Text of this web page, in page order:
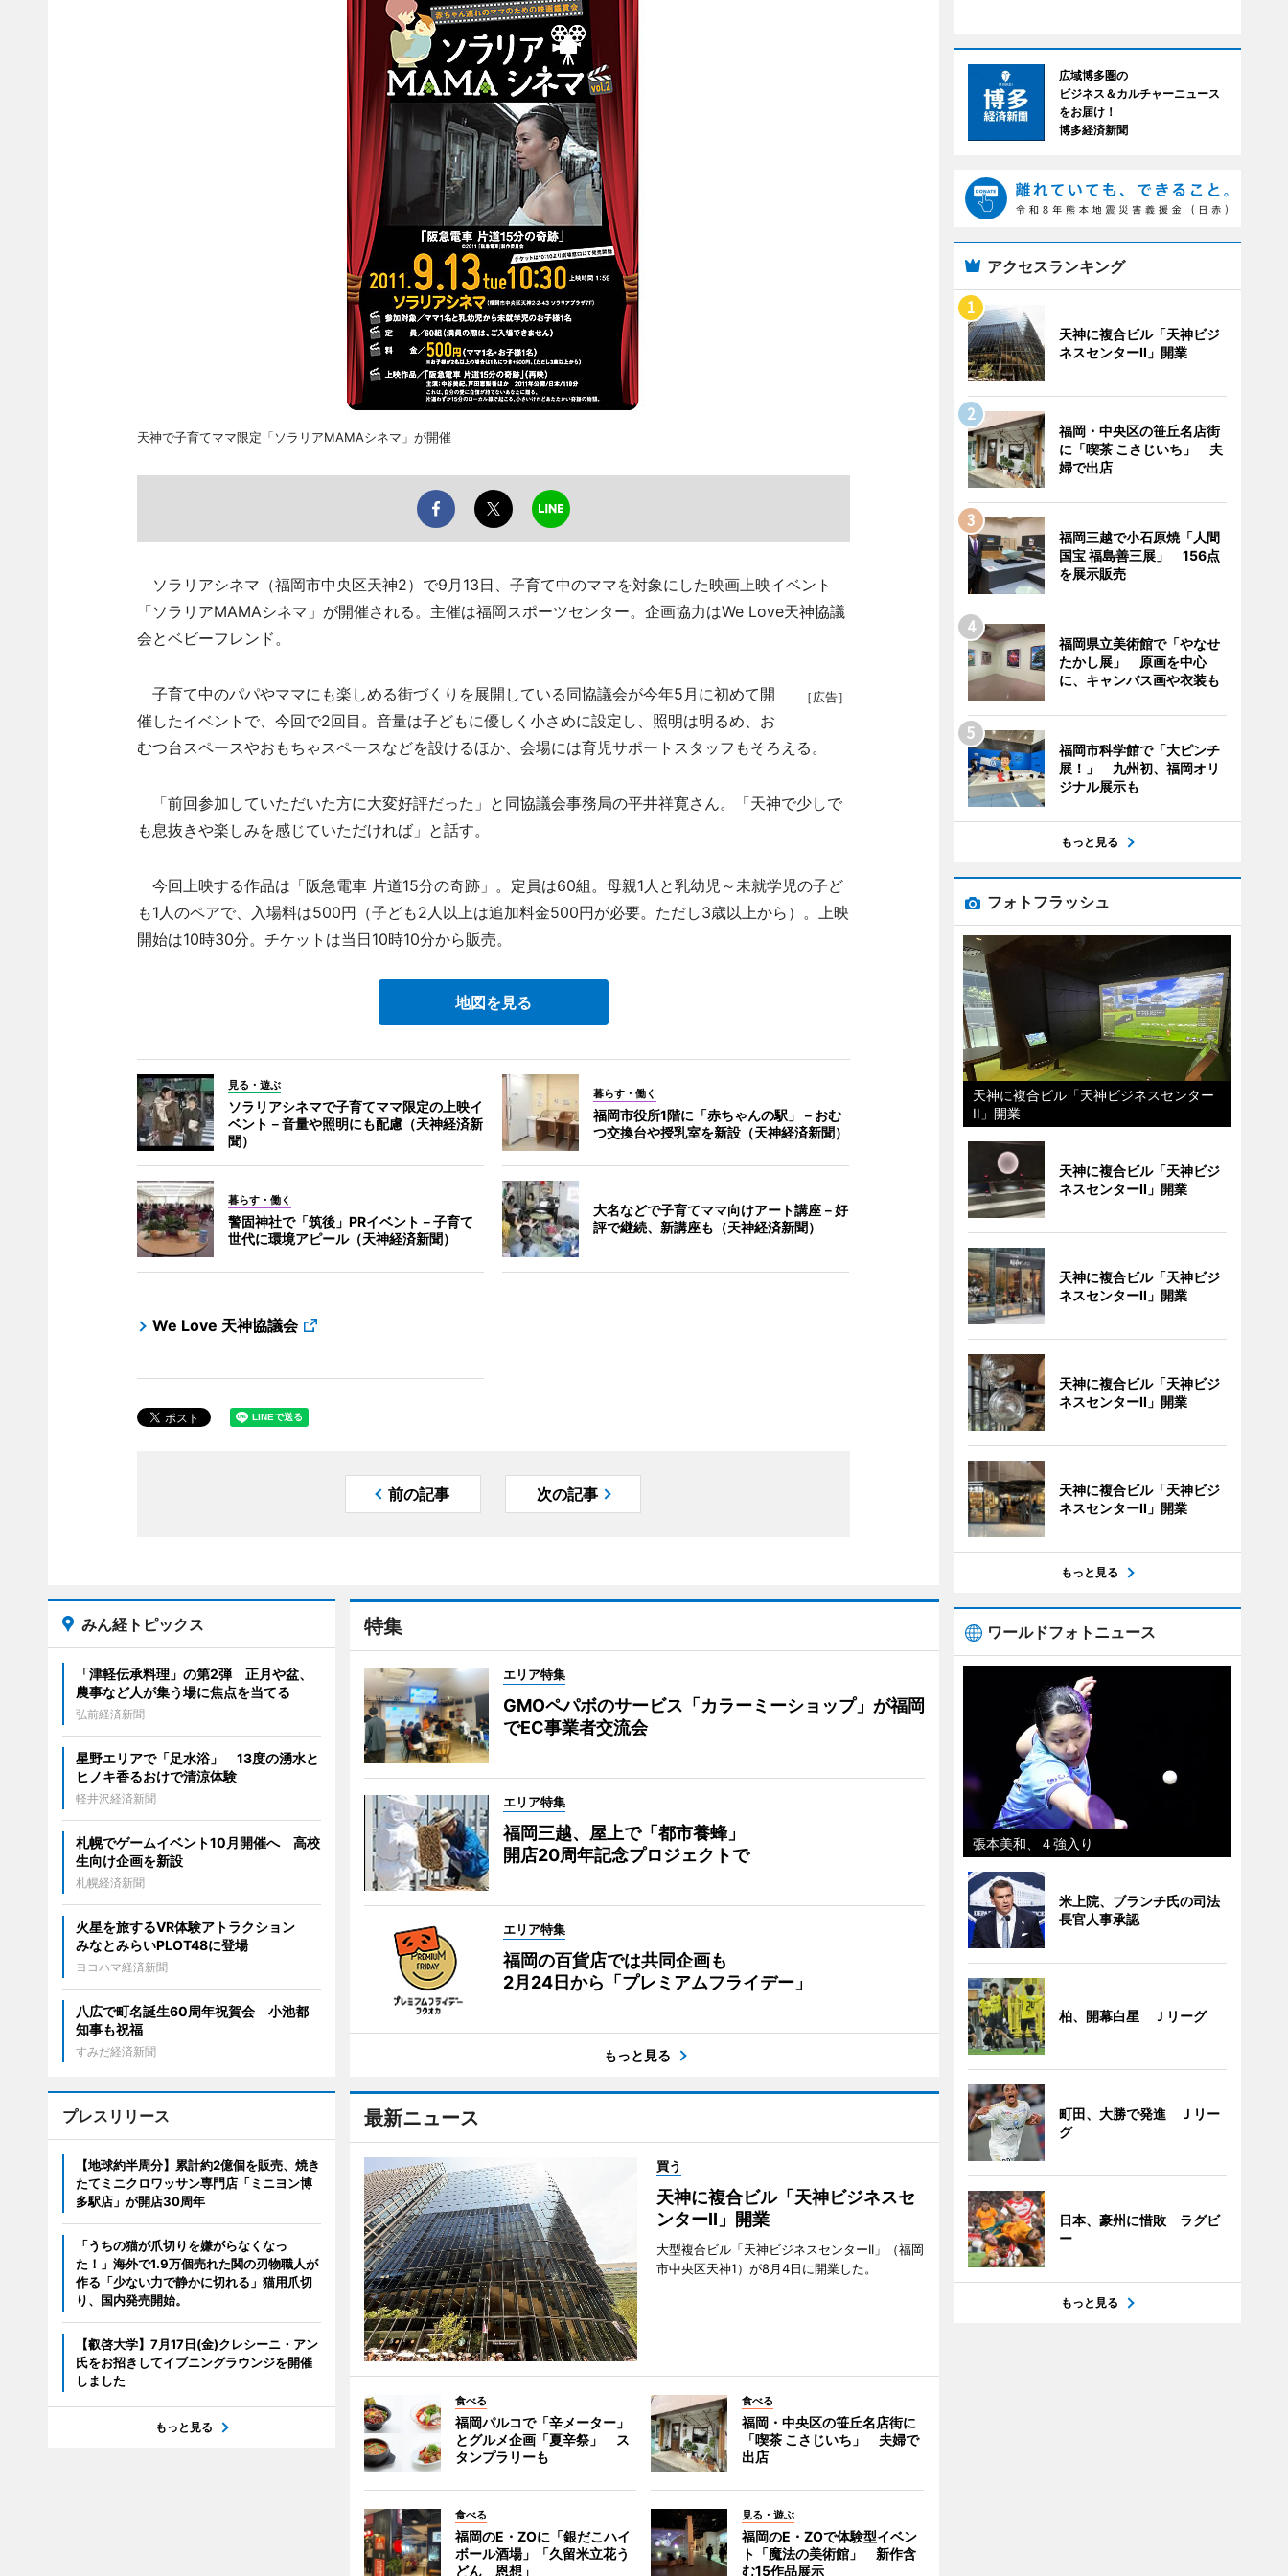
天神で子育てママ限定「ソラリアMAMAシネマ」が開催
ソラリアシネマ（福岡市中央区天神2）で9月13日、子育て中のママを対象にした映画上映イベント
「ソラリアMAMAシネマ」が開催される。主催は福岡スポーツセンター。企画協力はWe Love天神協議
会とベビーフレンド。
［広告］
子育て中のパパやママにも楽しめる街づくりを展開している同協議会が今年5月に初めて開
催したイベントで、今回で2回目。音量は子どもに優しく小さめに設定し、照明は明るめ、お
むつ台スペースやおもちゃスペースなどを設けるほか、会場には育児サポートスタッフもそろえる。
「前回参加していただいた方に大変好評だった」と同協議会事務局の平井祥寛さん。「天神で少しで
も息抜きや楽しみを感じていただければ」と話す。
今回上映する作品は「阪急電車 片道15分の奇跡」。定員は60組。母親1人と乳幼児～未就学児の子ど
も1人のペアで、入場料は500円（子ども2人以上は追加料金500円が必要。ただし3歳以上から）。上映
開始は10時30分。チケットは当日10時10分から販売。
地図を見る
見る・遊ぶ
ソラリアシネマで子育てママ限定の上映イ
ベント－音量や照明にも配慮（天神経済新
聞）
暮らす・働く
福岡市役所1階に「赤ちゃんの駅」－おむ
つ交換台や授乳室を新設（天神経済新聞）
暮らす・働く
警固神社で「筑後」PRイベント－子育て
世代に環境アピール（天神経済新聞）
大名などで子育てママ向けアート講座－好
評で継続、新講座も（天神経済新聞）
We Love 天神協議会
前の記事 次の記事
特集
エリア特集
GMOペパボのサービス「カラーミーショップ」が福岡
でEC事業者交流会
エリア特集
福岡三越、屋上で「都市養蜂」
開店20周年記念プロジェクトで
エリア特集
福岡の百貨店では共同企画も
2月24日から「プレミアムフライデー」
もっと見る
最新ニュース
買う
天神に複合ビル「天神ビジネスセ
ンターII」開業
大型複合ビル「天神ビジネスセンターII」（福岡
市中央区天神1）が8月4日に開業した。
食べる
福岡パルコで「辛メーター」
とグルメ企画「夏辛祭」 ス
タンプラリーも
食べる
福岡・中央区の笹丘名店街に
「喫茶 こさじいち」 夫婦で
出店
食べる
福岡のE・ZOに「銀だこハイ
ボール酒場」「久留米立花う
どん 恩想」
見る・遊ぶ
福岡のE・ZOで体験型イベン
ト「魔法の美術館」 新作含
む15作品展示
みん経トピックス
「津軽伝承料理」の第2弾 正月や盆、
農事など人が集う場に焦点を当てる
弘前経済新聞
星野エリアで「足水浴」 13度の湧水と
ヒノキ香るおけで清涼体験
軽井沢経済新聞
札幌でゲームイベント10月開催へ 高校
生向け企画を新設
札幌経済新聞
火星を旅するVR体験アトラクション
みなとみらいPLOT48に登場
ヨコハマ経済新聞
八広で町名誕生60周年祝賀会 小池都
知事も祝福
すみだ経済新聞
プレスリリース
【地球約半周分】累計約2億個を販売、焼き
たてミニクロワッサン専門店「ミニヨン博
多駅店」が開店30周年
「うちの猫が爪切りを嫌がらなくなっ
た！」海外で1.9万個売れた関の刃物職人が
作る「少ない力で静かに切れる」猫用爪切
り、国内発売開始。
【叡啓大学】7月17日(金)クレシーニ・アン
氏をお招きしてイブニングラウンジを開催
しました
もっと見る
広域博多圏の
ビジネス＆カルチャーニュース
をお届け！
博多経済新聞
アクセスランキング
天神に複合ビル「天神ビジ
ネスセンターII」開業
福岡・中央区の笹丘名店街
に「喫茶 こさじいち」 夫
婦で出店
福岡三越で小石原焼「人間
国宝 福島善三展」 156点
を展示販売
福岡県立美術館で「やなせ
たかし展」 原画を中心
に、キャンバス画や衣装も
福岡市科学館で「大ピンチ
展！」 九州初、福岡オリ
ジナル展示も
もっと見る
フォトフラッシュ
天神に複合ビル「天神ビジネスセンター
II」開業
天神に複合ビル「天神ビジ
ネスセンターII」開業
天神に複合ビル「天神ビジ
ネスセンターII」開業
天神に複合ビル「天神ビジ
ネスセンターII」開業
天神に複合ビル「天神ビジ
ネスセンターII」開業
もっと見る
ワールドフォトニュース
張本美和、４強入り
米上院、ブランチ氏の司法
長官人事承認
柏、開幕白星 Ｊリーグ
町田、大勝で発進 Ｊリー
グ
日本、豪州に惜敗 ラグビ
ー
もっと見る